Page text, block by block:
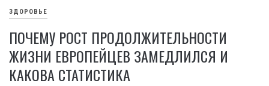
ЗДОРОВЬЕ
ПОЧЕМУ РОСТ ПРОДОЛЖИТЕЛЬНОСТИ
ЖИЗНИ ЕВРОПЕЙЦЕВ ЗАМЕДЛИЛСЯ И
КАКОВА СТАТИСТИКА